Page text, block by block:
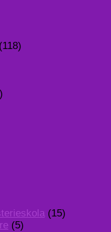
(118)
(15)
(5)